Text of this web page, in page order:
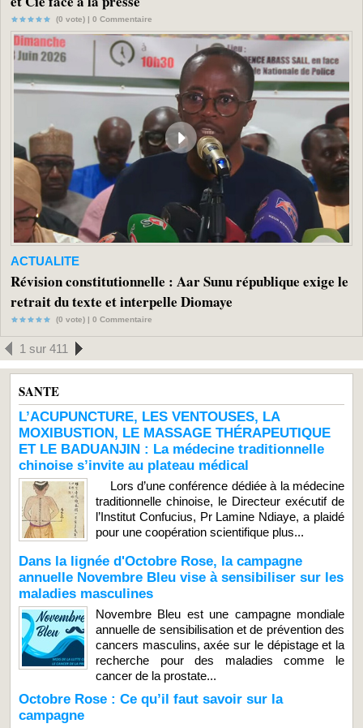
(0 vote) | 0 Commentaire
ACTUALITE
Révision constitutionnelle : Aar Sunu république exige le
retrait du texte et interpelle Diomaye
(0 vote) | 0 Commentaire
1 sur 411
SANTE
L’ACUPUNCTURE, LES VENTOUSES, LA
MOXIBUSTION, LE MASSAGE THÉRAPEUTIQUE
ET LE BADUANJIN : La médecine traditionnelle
chinoise s’invite au plateau médical
Lors d’une conférence dédiée à la médecine
traditionnelle chinoise, le Directeur exécutif de
l’Institut Confucius, Pr Lamine Ndiaye, a plaidé
pour une coopération scientifique plus...
Dans la lignée d'Octobre Rose, la campagne
annuelle Novembre Bleu vise à sensibiliser sur les
maladies masculines
Novembre Bleu est une campagne mondiale
annuelle de sensibilisation et de prévention des
cancers masculins, axée sur le dépistage et la
recherche pour des maladies comme le
cancer de la prostate...
Octobre Rose : Ce qu’il faut savoir sur la
campagne